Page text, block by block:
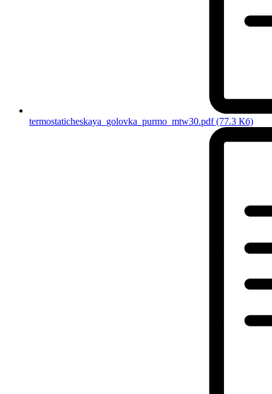
termostaticheskaya_golovka_purmo_mtw30.pdf(77.3 Кб)